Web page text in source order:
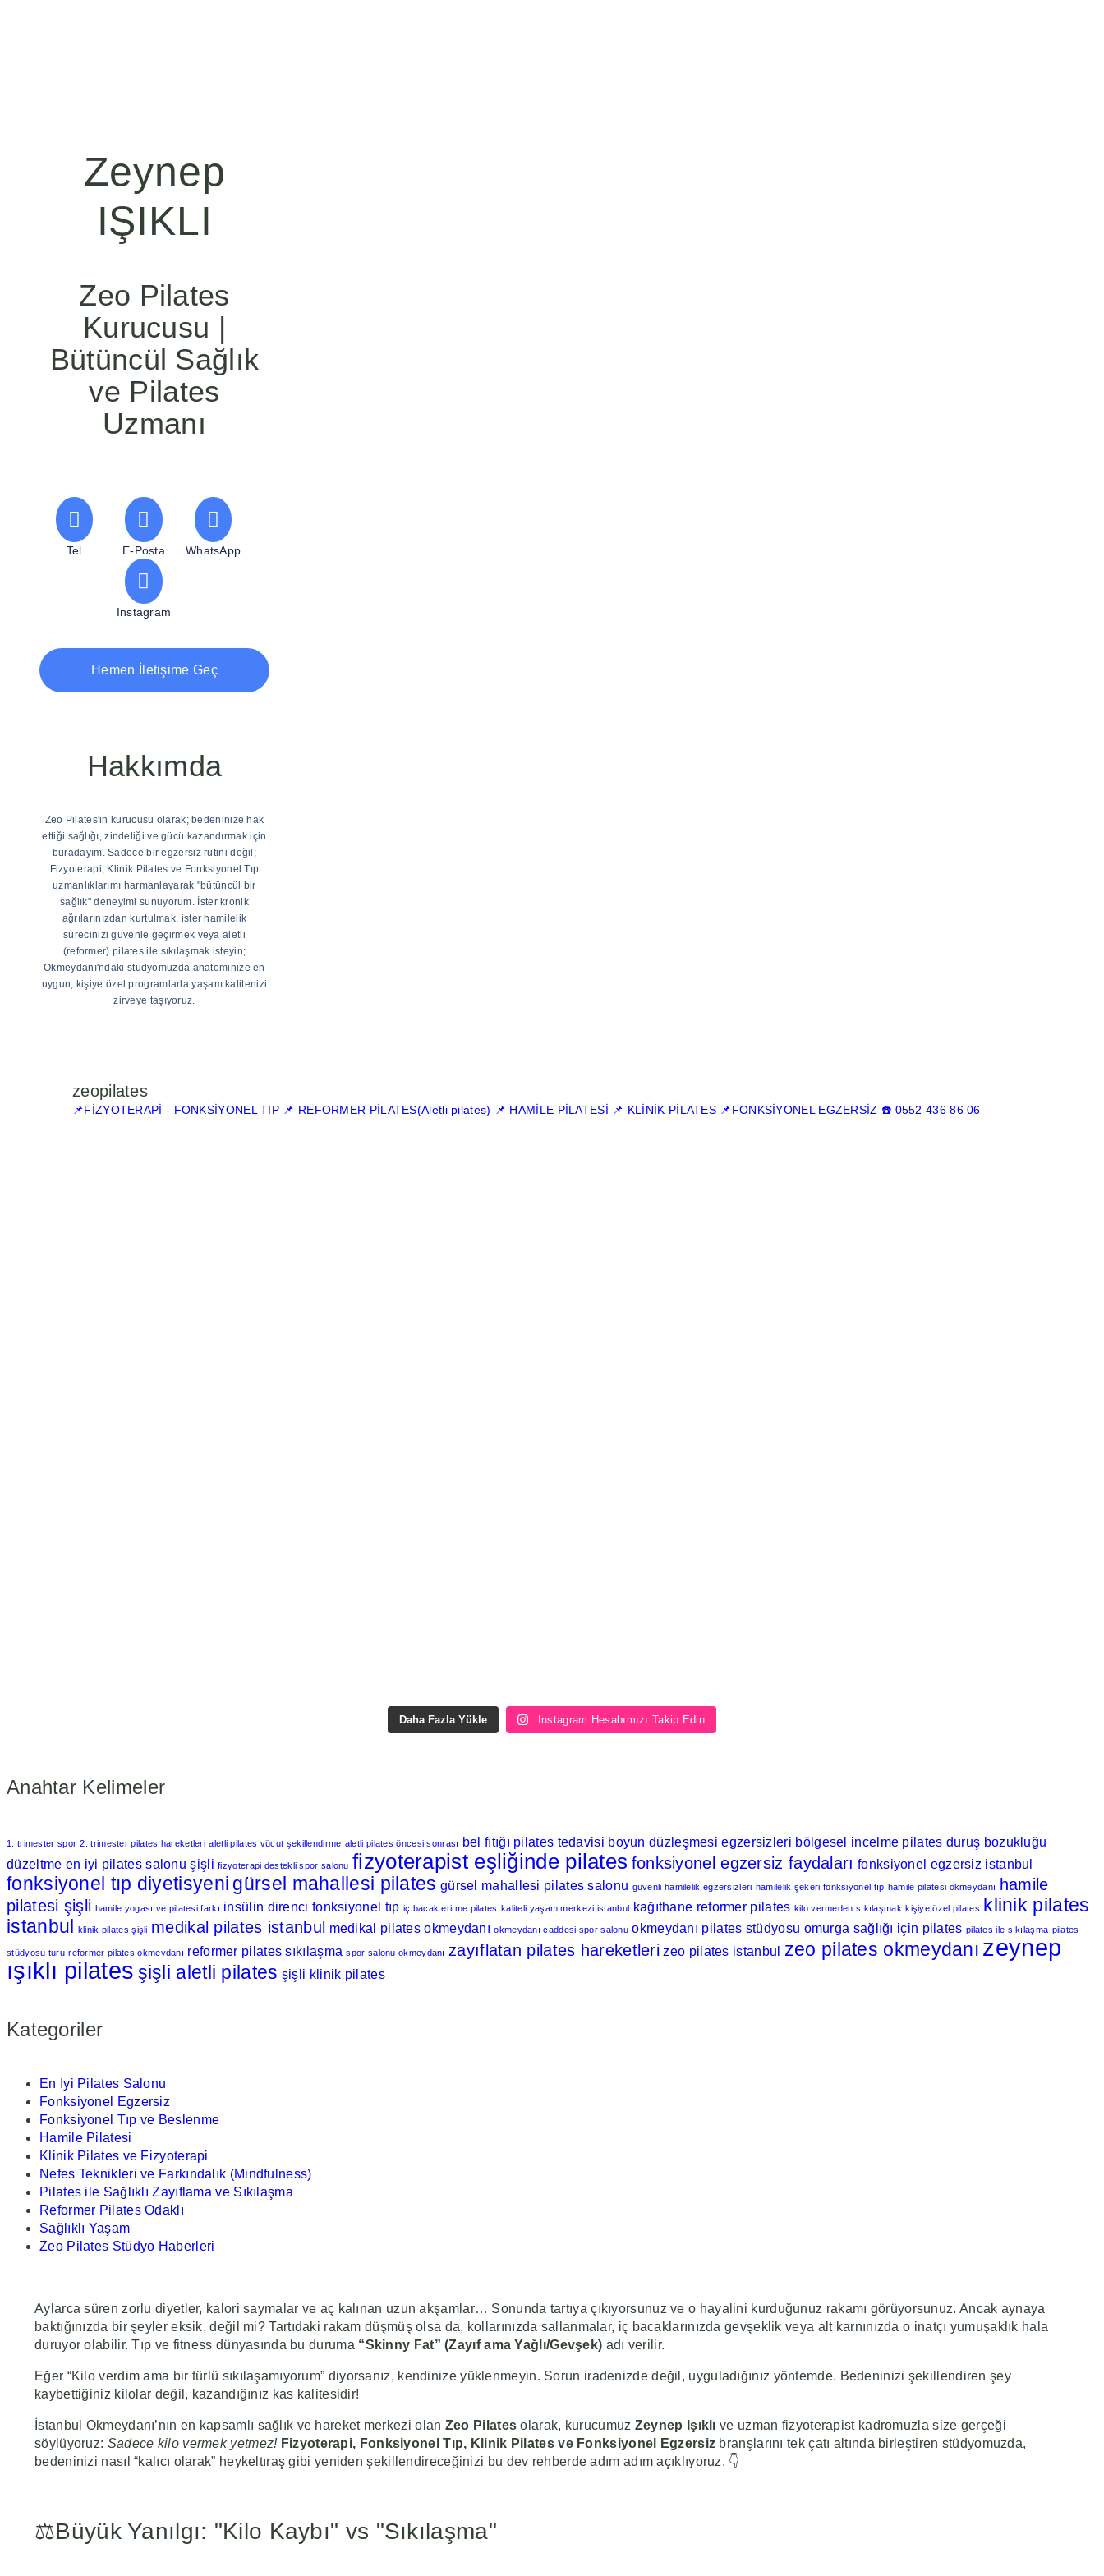
Zeynep
IŞIKLI
Zeo Pilates
Kurucusu |
Bütüncül Sağlık
ve Pilates
Uzmanı
Tel E-Posta WhatsApp
Instagram
Hemen İletişime Geç
Hakkımda
Zeo Pilates'in kurucusu olarak; bedeninize hak
ettiği sağlığı, zindeliği ve gücü kazandırmak için
buradayım. Sadece bir egzersiz rutini değil;
Fizyoterapi, Klinik Pilates ve Fonksiyonel Tıp
uzmanlıklarımı harmanlayarak "bütüncül bir
sağlık" deneyimi sunuyorum. İster kronik
ağrılarınızdan kurtulmak, ister hamilelik
sürecinizi güvenle geçirmek veya aletli
(reformer) pilates ile sıkılaşmak isteyin;
Okmeydanı'ndaki stüdyomuzda anatominize en
uygun, kişiye özel programlarla yaşam kalitenizi
zirveye taşıyoruz.
zeopilates
📌FİZYOTERAPİ - FONKSİYONEL TIP 📌 REFORMER PİLATES(Aletli pilates) 📌 HAMİLE PİLATESİ 📌 KLİNİK PİLATES 📌FONKSİYONEL EGZERSİZ ☎️ 0552 436 86 06
Daha Fazla Yükle İnstagram Hesabımızı Takip Edin
Anahtar Kelimeler
1. trimester spor 2. trimester pilates hareketleri aletli pilates vücut şekillendirme aletli pilates öncesi sonrası bel fıtığı pilates tedavisi boyun düzleşmesi egzersizleri bölgesel incelme pilates duruş bozukluğu
düzeltme en iyi pilates salonu şişli fizyoterapi destekli spor salonu fizyoterapist eşliğinde pilates fonksiyonel egzersiz faydaları fonksiyonel egzersiz istanbul
fonksiyonel tıp diyetisyeni gürsel mahallesi pilates gürsel mahallesi pilates salonu güvenli hamilelik egzersizleri hamilelik şekeri fonksiyonel tıp hamile pilatesi okmeydanı
hamile
pilatesi şişli hamile yogası ve pilatesi farkı insülin direnci fonksiyonel tıp iç bacak eritme pilates kaliteli yaşam merkezi istanbul kağıthane reformer pilates kilo vermeden sıkılaşmak kişiye özel pilates
klinik pilates
istanbul
klinik pilates şişli medikal pilates istanbul medikal pilates okmeydanı okmeydanı caddesi spor salonu okmeydanı pilates stüdyosu omurga sağlığı için pilates pilates ile sıkılaşma pilates
stüdyosu turu reformer pilates okmeydanı reformer pilates sıkılaşma spor salonu okmeydanı zayıflatan pilates hareketleri zeo pilates istanbul zeo pilates okmeydanı zeynep
ışıklı pilates şişli aletli pilates şişli klinik pilates
Kategoriler
En İyi Pilates Salonu
Fonksiyonel Egzersiz
Fonksiyonel Tıp ve Beslenme
Hamile Pilatesi
Klinik Pilates ve Fizyoterapi
Nefes Teknikleri ve Farkındalık (Mindfulness)
Pilates ile Sağlıklı Zayıflama ve Sıkılaşma
Reformer Pilates Odaklı
Sağlıklı Yaşam
Zeo Pilates Stüdyo Haberleri
Aylarca süren zorlu diyetler, kalori saymalar ve aç kalınan uzun akşamlar… Sonunda tartıya çıkıyorsunuz ve o hayalini kurduğunuz rakamı görüyorsunuz. Ancak aynaya
baktığınızda bir şeyler eksik, değil mi? Tartıdaki rakam düşmüş olsa da, kollarınızda sallanmalar, iç bacaklarınızda gevşeklik veya alt karnınızda o inatçı yumuşaklık hala
duruyor olabilir. Tıp ve fitness dünyasında bu duruma “Skinny Fat” (Zayıf ama Yağlı/Gevşek) adı verilir.
Eğer “Kilo verdim ama bir türlü sıkılaşamıyorum” diyorsanız, kendinize yüklenmeyin. Sorun iradenizde değil, uyguladığınız yöntemde. Bedeninizi şekillendiren şey
kaybettiğiniz kilolar değil, kazandığınız kas kalitesidir!
İstanbul Okmeydanı’nın en kapsamlı sağlık ve hareket merkezi olan Zeo Pilates olarak, kurucumuz Zeynep Işıklı ve uzman fizyoterapist kadromuzla size gerçeği
söylüyoruz: Sadece kilo vermek yetmez! Fizyoterapi, Fonksiyonel Tıp, Klinik Pilates ve Fonksiyonel Egzersiz branşlarını tek çatı altında birleştiren stüdyomuzda,
bedeninizi nasıl “kalıcı olarak” heykeltıraş gibi yeniden şekillendireceğinizi bu dev rehberde adım adım açıklıyoruz. 👇
⚖️Büyük Yanılgı: "Kilo Kaybı" vs "Sıkılaşma"